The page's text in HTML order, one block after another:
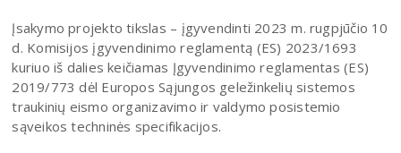
Įsakymo projekto tikslas – įgyvendinti 2023 m. rugpjūčio 10
d. Komisijos įgyvendinimo reglamentą (ES) 2023/1693
kuriuo iš dalies keičiamas Įgyvendinimo reglamentas (ES)
2019/773 dėl Europos Sąjungos geležinkelių sistemos
traukinių eismo organizavimo ir valdymo posistemio
sąveikos techninės specifikacijos.